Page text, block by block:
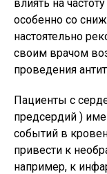
влиять на
особенно со
настоятельно
своим врачом
проведения
Пациенты с
предсердий )
событий в
привести к
например, к